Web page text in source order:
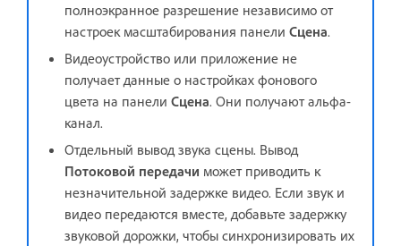
полноэкранное разрешение независимо от
настроек масштабирования панели Сцена.
Видеоустройство или приложение не
получает данные о настройках фонового
цвета на панели Сцена. Они получают альфа-
канал.
Отдельный вывод звука сцены. Вывод
Потоковой передачи может приводить к
незначительной задержке видео. Если звук и
видео передаются вместе, добавьте задержку
звуковой дорожки, чтобы синхронизировать их